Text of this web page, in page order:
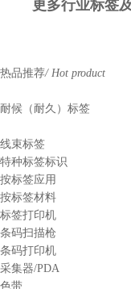
更多行业标签及
热品推荐/ Hot product
耐候（耐久）标签
线束标签
特种标签标识
按标签应用
按标签材料
标签打印机
条码扫描枪
条码打印机
采集器/PDA
色带